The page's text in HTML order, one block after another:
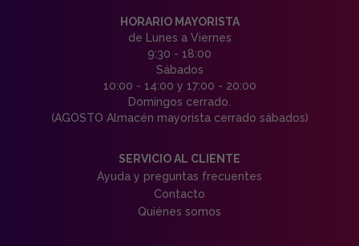
HORARIO MAYORISTA
de Lunes a Viernes
9:30 - 18:00
Sábados
10:00 - 14:00 y 17:00 - 20:00
Domingos cerrado.
(AGOSTO Almacén mayorista cerrado sábados)
SERVICIO AL CLIENTE
Ayuda y preguntas frecuentes
Contacto
Quiénes somos